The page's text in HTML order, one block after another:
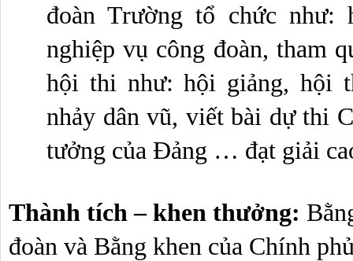
đoàn Trường tổ chức như:
nghiệp vụ công đoàn, tham
hội thi như: hội giảng, hội
nhảy dân vũ, viết bài dự thi
tưởng của Đảng … đạt giải
Thành tích – khen thưởng:
đoàn và Bằng khen của Chính